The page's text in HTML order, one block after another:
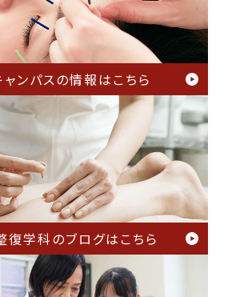
ンパスの情報はこちら
復学科のブログはこちら